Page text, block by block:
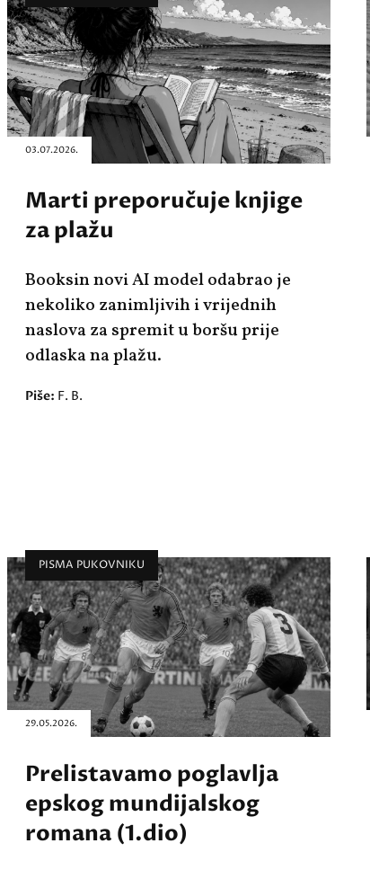
03.07.2026.
Marti preporučuje knjige
za plažu
Booksin novi AI model odabrao je
nekoliko zanimljivih i vrijednih
naslova za spremit u boršu prije
odlaska na plažu.
Piše: F. B.
PISMA PUKOVNIKU
29.05.2026.
Prelistavamo poglavlja
epskog mundijalskog
romana (1.dio)